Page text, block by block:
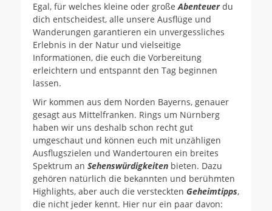
Egal, für welches kleine oder großeAbenteuerdu
dich entscheidest, alle unsere Ausflüge und
Wanderungen garantieren ein unvergessliches
Erlebnis in der Natur und vielseitige
Informationen, die euch die Vorbereitung
erleichtern und entspannt den Tag beginnen
lassen.
Wir kommen aus dem Norden Bayerns, genauer
gesagt aus Mittelfranken. Rings um Nürnberg
haben wir uns deshalb schon recht gut
umgeschaut und können euch mit unzähligen
Ausflugszielen und Wandertouren ein breites
Spektrum an Sehenswürdigkeiten bieten. Dazu
gehören natürlich die bekannten und berühmten
Highlights, aber auch die versteckten Geheimtipps,
die nicht jeder kennt. Hier nur ein paar davon: